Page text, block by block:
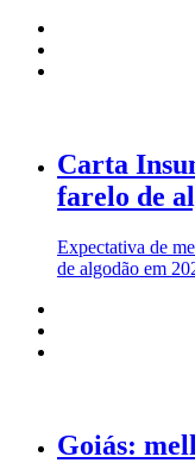
Carta
farelo de
Expectativa de
de algodão em
Goiás: